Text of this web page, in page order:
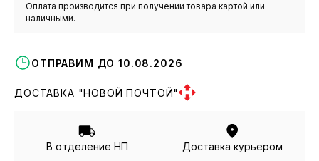
Оплата производится при получении товара картой или
наличными.
ОТПРАВИМ ДО 10.08.2026
ДОСТАВКА "НОВОЙ ПОЧТОЙ"
В отделение НП Доставка курьером